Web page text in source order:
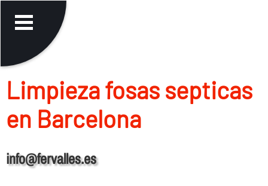
Limpieza fosas septicas
en Barcelona
info@fervalles.es